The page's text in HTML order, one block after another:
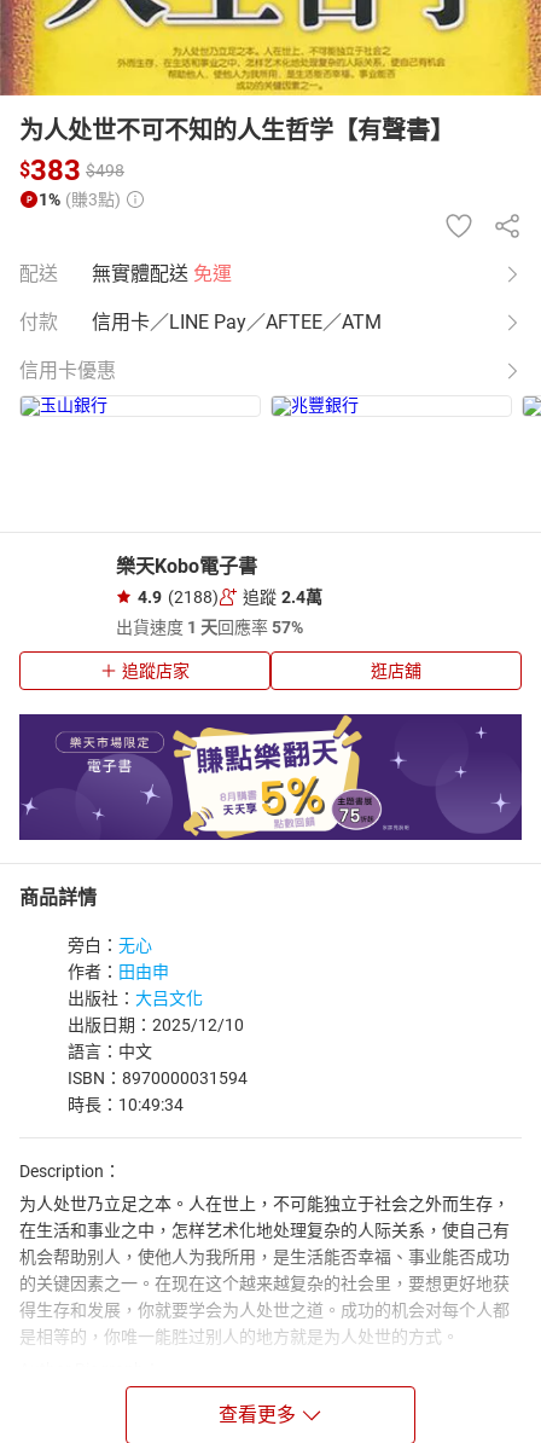
为人处世不可不知的人生哲学【有聲書】
$383 $498
1% (賺3點)
配送 無實體配送 免運
付款 信用卡／LINE Pay／AFTEE／ATM
信用卡優惠
樂天Kobo電子書
4.9 (2188) 追蹤 2.4萬
出貨速度 1 天回應率57%
追蹤店家 逛店舖
商品詳情
旁白： 无心
作者： 田由申
出版社： 大吕文化
出版日期：2025/12/10
語言：中文
ISBN：8970000031594
時長：10:49:34
Description：
为人处世乃立足之本。人在世上，不可能独立于社会之外而生存，
在生活和事业之中，怎样艺术化地处理复杂的人际关系，使自己有
机会帮助别人，使他人为我所用，是生活能否幸福、事业能否成功
的关键因素之一。在现在这个越来越复杂的社会里，要想更好地获
得生存和发展，你就要学会为人处世之道。成功的机会对每个人都
是相等的，你唯一能胜过别人的地方就是为人处世的方式。
田由申原名田同桂，既是一名法律工作者，也是一位活跃的诗人，
同时还是常熟市作协、苏州市作协及中国诗歌学会会员，创作涵盖
查看更多